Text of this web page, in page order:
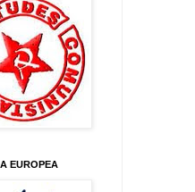
EUROPEA